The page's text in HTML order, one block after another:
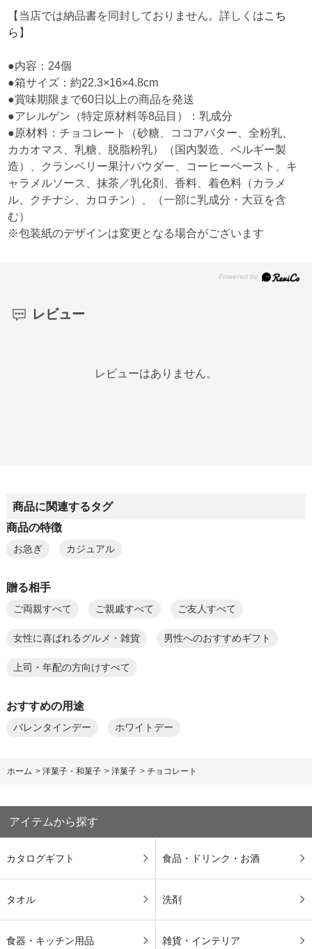
【当店では納品書を同封しておりません。詳しくはこち
ら 】
●内容：24個
●箱サイズ：約22.3×16×4.8cm
●賞味期限まで60日以上の商品を発送
●アレルゲン（特定原材料等8品目）：乳成分
●原材料：チョコレート（砂糖、ココアバター、全粉乳、
カカオマス、乳糖、脱脂粉乳）（国内製造、ベルギー製
造）、クランベリー果汁パウダー、コーヒーペースト、キ
ャラメルソース、抹茶／乳化剤、香料、着色料（カラメ
ル、クチナシ、カロチン）、（一部に乳成分・大豆を含
む）
※包装紙のデザインは変更となる場合がございます
レビュー
レビューはありません。
商品に関連するタグ
商品の特徴
お急ぎ カジュアル
贈る相手
ご両親すべて ご親戚すべて ご友人すべて
女性に喜ばれるグルメ・雑貨 男性へのおすすめギフト
上司・年配の方向けすべて
おすすめの用途
バレンタインデー ホワイトデー
ホーム > 洋菓子・和菓子 > 洋菓子 > チョコレート
アイテムから探す
カタログギフト 食品・ドリンク・お酒
タオル 洗剤
食器・キッチン用品 雑貨・インテリア